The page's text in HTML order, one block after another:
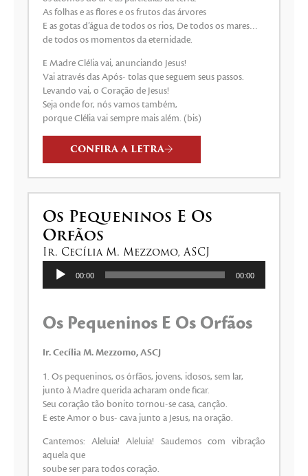
As folhas e as flores e os frutos das árvores
E as gotas d’água de todos os rios, De todos os mares…
de todos os momentos da eternidade.
E Madre Clélia vai, anunciando Jesus!
Vai através das Após- tolas que seguem seus passos.
Levando vai, o Coração de Jesus!
Seja onde for, nós vamos também,
porque Clélia vai sempre mais além. (bis)
CONFIRA A LETRA
Os Pequeninos E Os
Orfãos
Ir. Cecília M. Mezzomo, ASCJ
Tocador
00:00 00:00
Os Pequeninos E Os Orfãos
Ir. Cecília M. Mezzomo, ASCJ
1. Os pequeninos, os órfãos, jovens, idosos, sem lar,
junto à Madre querida acharam onde ficar.
Seu coração tão bonito tornou-se casa, canção.
E este Amor o bus- cava junto a Jesus, na oração.
Cantemos: Aleluia! Aleluia! Saudemos com vibração
aquela que
soube ser para todos coração.